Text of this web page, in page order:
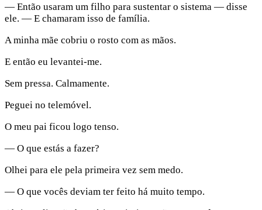
— Então usaram um filho para sustentar o sistema — disse
ele. — E chamaram isso de família.
A minha mãe cobriu o rosto com as mãos.
E então eu levantei-me.
Sem pressa. Calmamente.
Peguei no telemóvel.
O meu pai ficou logo tenso.
— O que estás a fazer?
Olhei para ele pela primeira vez sem medo.
— O que vocês deviam ter feito há muito tempo.